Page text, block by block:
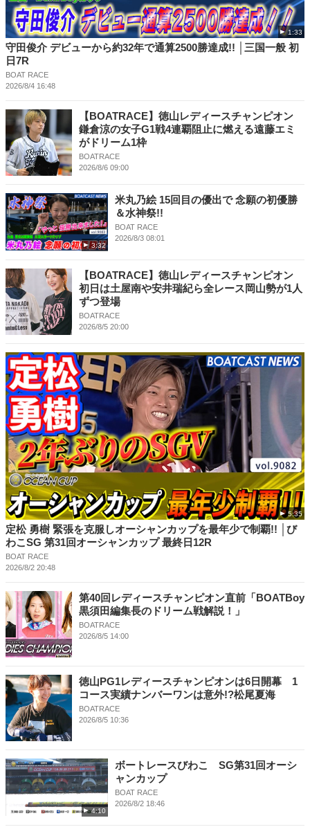
1:33
守田俊介 デビューから約32年で通算2500勝達成!! │三国一般 初
日7R
BOAT RACE
2026/8/4 16:48
【BOATRACE】徳山レディースチャンピオン
鎌倉涼の女子G1戦4連覇阻止に燃える遠藤エミ
がドリーム1枠
BOATRACE
2026/8/6 09:00
3:32
米丸乃絵 15回目の優出で 念願の初優勝
＆水神祭!!
BOAT RACE
2026/8/3 08:01
【BOATRACE】徳山レディースチャンピオン
初日は土屋南や安井瑞紀ら全レース岡山勢が1人
ずつ登場
BOATRACE
2026/8/5 20:00
5:35
定松 勇樹 緊張を克服しオーシャンカップを最年少で制覇!! │び
わこSG 第31回オーシャンカップ 最終日12R
BOAT RACE
2026/8/2 20:48
第40回レディースチャンピオン直前「BOATBoy
黒須田編集長のドリーム戦解説！」
BOATRACE
2026/8/5 14:00
徳山PG1レディースチャンピオンは6日開幕 1
コース実績ナンバーワンは意外!?松尾夏海
BOATRACE
2026/8/5 10:36
4:10
ボートレースびわこ SG第31回オーシ
ャンカップ
BOAT RACE
2026/8/2 18:46